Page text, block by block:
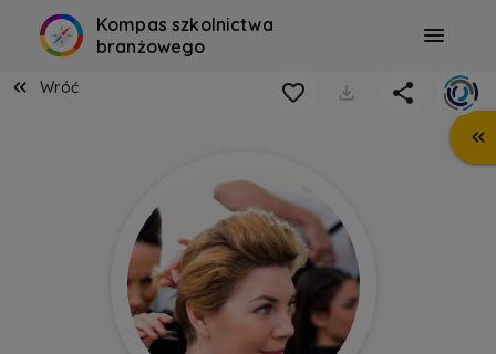
Kompas szkolnictwa
branżowego
Wróć